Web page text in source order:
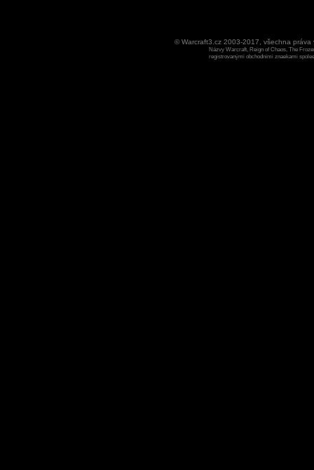
© Warcraft3.cz 2003-2017, všechna
Názvy Warcraft, Reign of Chaos, The
registrovanými obchodními znaekami